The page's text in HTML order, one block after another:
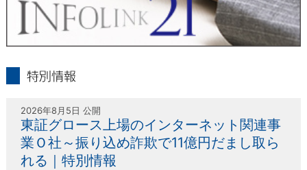
2026年8月5日 公開
東証グロース上場のインターネット関連事
業Ｏ社～振り込め詐欺で11億円だまし取ら
れる｜特別情報